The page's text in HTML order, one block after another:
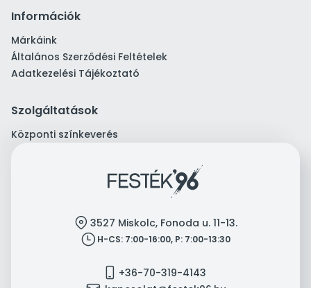
Információk
Márkáink
Általános Szerződési Feltételek
Adatkezelési Tájékoztató
Szolgáltatások
Központi színkeverés
location 3527 Miskolc, Fonoda u. 11-13.
clock H-CS: 7:00-16:00, P: 7:00-13:30
mobile +36-70-319-4143